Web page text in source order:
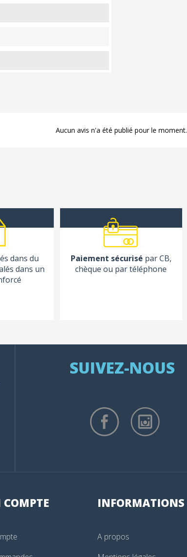
Aucun avis n'a été publié pour le moment.
dans du
dans un
Paiement sécurisé par CB,
chèque ou par téléphone
SUIVEZ-NOUS
COMPTE INFORMATIONS
A propos